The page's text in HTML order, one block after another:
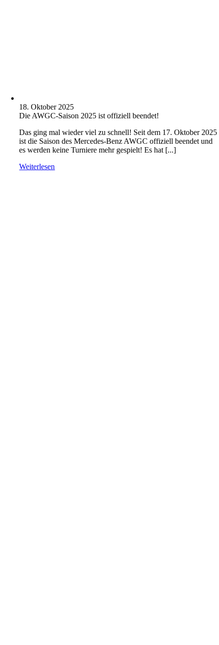
18. Oktober 2025
Die AWGC-Saison 2025 ist offiziell beendet!
Das ging mal wieder viel zu schnell! Seit dem 17. Oktober 2025
ist die Saison des Mercedes-Benz AWGC offiziell beendet und
es werden keine Turniere mehr gespielt! Es hat [...]
Weiterlesen